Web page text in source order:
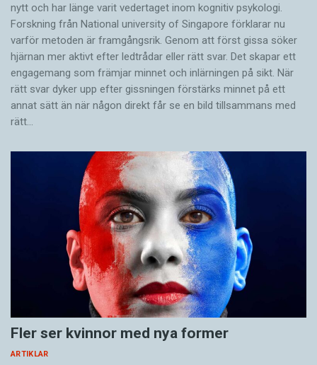
nytt och har länge varit vedertaget inom kognitiv psykologi.
Forskning från National university of Singa­pore förklarar nu
varför metoden är framgångsrik. Genom att först gissa ­söker
hjärnan mer aktivt ­efter ledtrådar eller rätt svar. Det skapar ett
engagemang som främjar minnet och inlärningen på sikt. När
rätt svar dyker upp efter gissningen förstärks minnet på ett
annat sätt än när någon direkt får se en bild tillsammans med
rätt…
Fler ser kvinnor med nya former
ARTIKLAR